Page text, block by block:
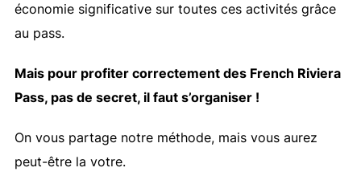
économie significative sur toutes ces activités grâce
au pass.
Mais pour profiter correctement des French Riviera
Pass, pas de secret, il faut s’organiser !
On vous partage notre méthode, mais vous aurez
peut-être la votre.